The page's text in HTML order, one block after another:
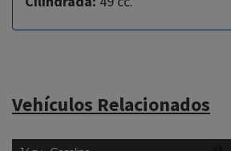
Vehículos Relacionados